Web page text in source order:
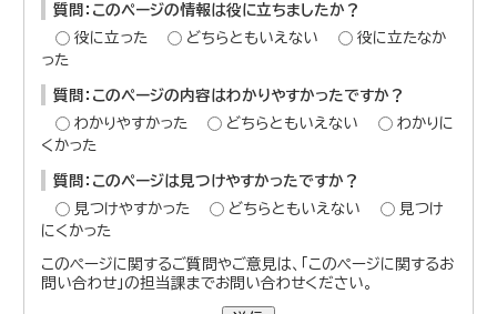
質問：このページの情報は役に立ちましたか？
役に立った
どちらともいえない
役に立たなか
った
質問：このページの内容はわかりやすかったですか？
わかりやすかった
どちらともいえない
わかりに
くかった
質問：このページは見つけやすかったですか？
見つけやすかった
どちらともいえない
見つけ
にくかった
このページに関するご質問やご意見は、「このページに関するお
問い合わせ」の担当課までお問い合わせください。